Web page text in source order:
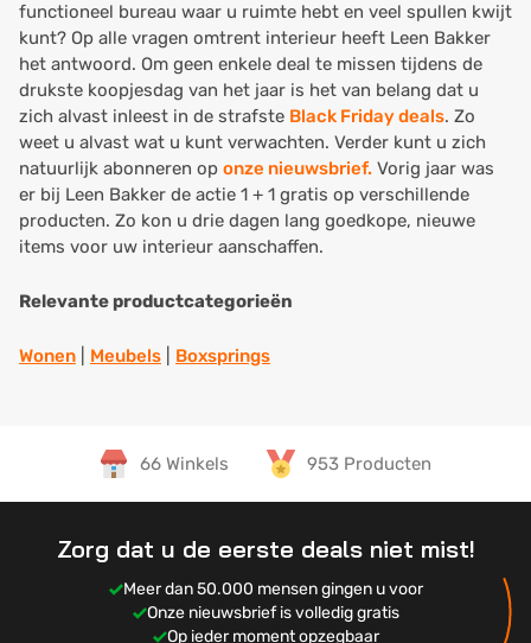
functioneel bureau waar u ruimte hebt en veel spullen kwijt
kunt? Op alle vragen omtrent interieur heeft Leen Bakker
het antwoord. Om geen enkele deal te missen tijdens de
drukste koopjesdag van het jaar is het van belang dat u
zich alvast inleest in de strafste Black Friday deals. Zo
weet u alvast wat u kunt verwachten. Verder kunt u zich
natuurlijk abonneren op onze nieuwsbrief. Vorig jaar was
er bij Leen Bakker de actie 1 + 1 gratis op verschillende
producten. Zo kon u drie dagen lang goedkope, nieuwe
items voor uw interieur aanschaffen.
Relevante productcategorieën
Wonen Meubels Boxsprings
66 Winkels 953 Producten
Zorg dat u de eerste deals niet mist!
Meer dan 50.000 mensen gingen u voor
Onze nieuwsbrief is volledig gratis
Op ieder moment opzegbaar